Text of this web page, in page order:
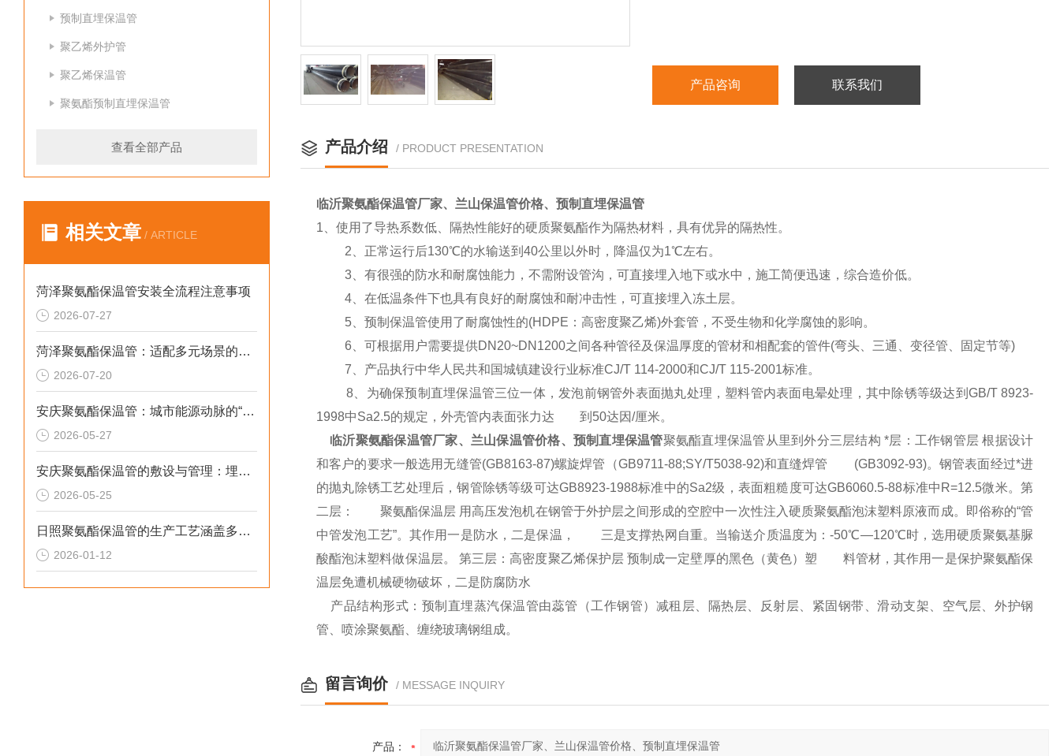
预制直埋保温管
聚乙烯外护管
聚乙烯保温管
聚氨酯预制直埋保温管
查看全部产品
相关文章 / ARTICLE
菏泽聚氨酯保温管安装全流程注意事项
2026-07-27
菏泽聚氨酯保温管：适配多元场景的高效保温输送材料
2026-07-20
安庆聚氨酯保温管：城市能源动脉的“高效铠甲”
2026-05-27
安庆聚氨酯保温管的敷设与管理：埋设深度的考量与实践
2026-05-25
日照聚氨酯保温管的生产工艺涵盖多个环节
2026-01-12
产品咨询 联系我们
产品介绍 / PRODUCT PRESENTATION
临沂聚氨酯保温管厂家、兰山保温管价格、预制直埋保温管
1、使用了导热系数低、隔热性能好的硬质聚氨酯作为隔热材料，具有优异的隔热性。
2、正常运行后130℃的水输送到40公里以外时，降温仅为1℃左右。
3、有很强的防水和耐腐蚀能力，不需附设管沟，可直接埋入地下或水中，施工简便迅速，综合造价低。
4、在低温条件下也具有良好的耐腐蚀和耐冲击性，可直接埋入冻土层。
5、预制保温管使用了耐腐蚀性的(HDPE：高密度聚乙烯)外套管，不受生物和化学腐蚀的影响。
6、可根据用户需要提供DN20~DN1200之间各种管径及保温厚度的管材和相配套的管件(弯头、三通、变径管、固定节等)
7、产品执行中华人民共和国城镇建设行业标准CJ/T 114-2000和CJ/T 115-2001标准。
8、为确保预制直埋保温管三位一体，发泡前钢管外表面抛丸处理，塑料管内表面电晕处理，其中除锈等级达到GB/T 8923-
1998中Sa2.5的规定，外壳管内表面张力达 到50达因/厘米。
临沂聚氨酯保温管厂家、兰山保温管价格、预制直埋保温管聚氨酯直埋保温管从里到外分三层结构 *层：工作钢管层 根据设计
和客户的要求一般选用无缝管(GB8163-87)螺旋焊管（GB9711-88;SY/T5038-92)和直缝焊管 (GB3092-93)。钢管表面经过*进
的抛丸除锈工艺处理后，钢管除锈等级可达GB8923-1988标准中的Sa2级，表面粗糙度可达GB6060.5-88标准中R=12.5微米。第
二层： 聚氨酯保温层 用高压发泡机在钢管于外护层之间形成的空腔中一次性注入硬质聚氨酯泡沫塑料原液而成。即俗称的“管
中管发泡工艺”。其作用一是防水，二是保温， 三是支撑热网自重。当输送介质温度为：-50℃—120℃时，选用硬质聚氨基脲
酸酯泡沫塑料做保温层。 第三层：高密度聚乙烯保护层 预制成一定壁厚的黑色（黄色）塑 料管材，其作用一是保护聚氨酯保
温层免遭机械硬物破坏，二是防腐防水
产品结构形式：预制直埋蒸汽保温管由蕊管（工作钢管）减租层、隔热层、反射层、紧固钢带、滑动支架、空气层、外护钢
管、喷涂聚氨酯、缠绕玻璃钢组成。
留言询价 / MESSAGE INQUIRY
产品：